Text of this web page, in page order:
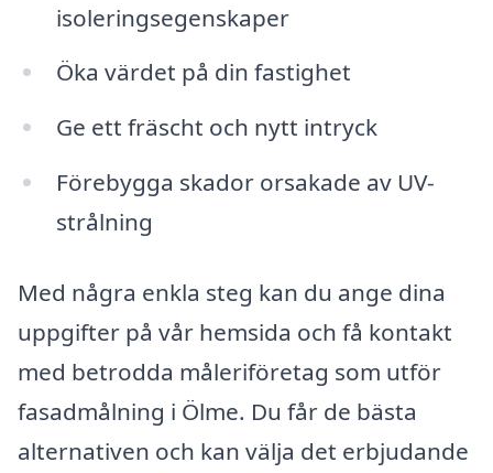
isoleringsegenskaper
Öka värdet på din fastighet
Ge ett fräscht och nytt intryck
Förebygga skador orsakade av UV-
strålning
Med några enkla steg kan du ange dina
uppgifter på vår hemsida och få kontakt
med betrodda måleriföretag som utför
fasadmålning i Ölme. Du får de bästa
alternativen och kan välja det erbjudande